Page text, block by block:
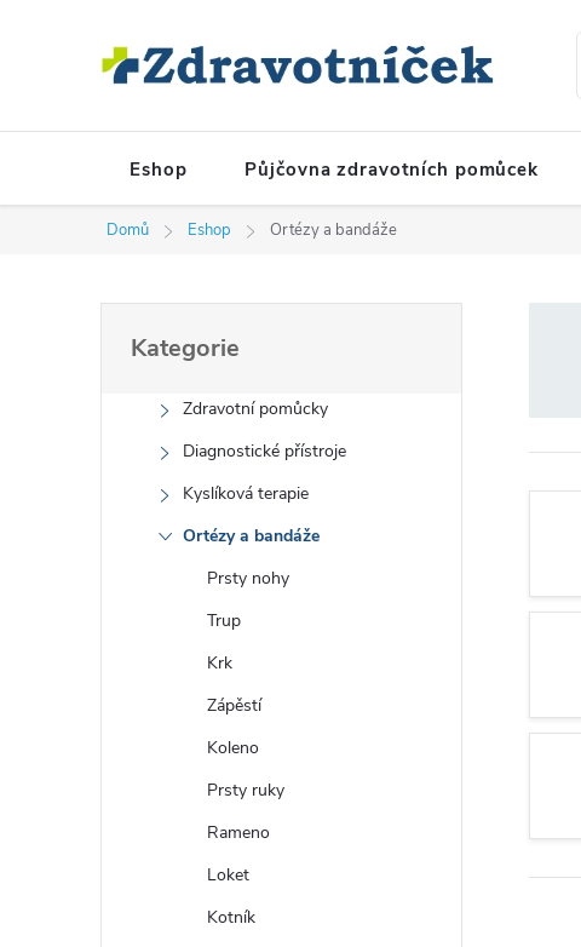
Eshop Půjčovna zdravotních pomůcek
Domů Eshop Ortézy a bandáže
Kategorie
Zdravotní pomůcky
Diagnostické přístroje
Kyslíková terapie
Ortézy a bandáže
Prsty nohy
Trup
Krk
Zápěstí
Koleno
Prsty ruky
Rameno
Loket
Kotník